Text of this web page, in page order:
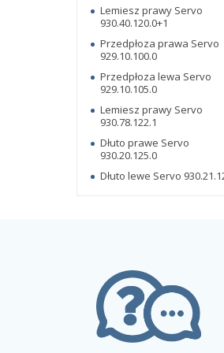
Lemiesz prawy Servo
930.40.120.0+1
Przedpłoza prawa Servo
929.10.100.0
Przedpłoza lewa Servo
929.10.105.0
Lemiesz prawy Servo
930.78.122.1
Dłuto prawe Servo
930.20.125.0
Dłuto lewe Servo